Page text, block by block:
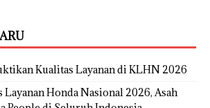
Kualitas Layanan di KLHN 2026
Honda Nasional 2026, Asah